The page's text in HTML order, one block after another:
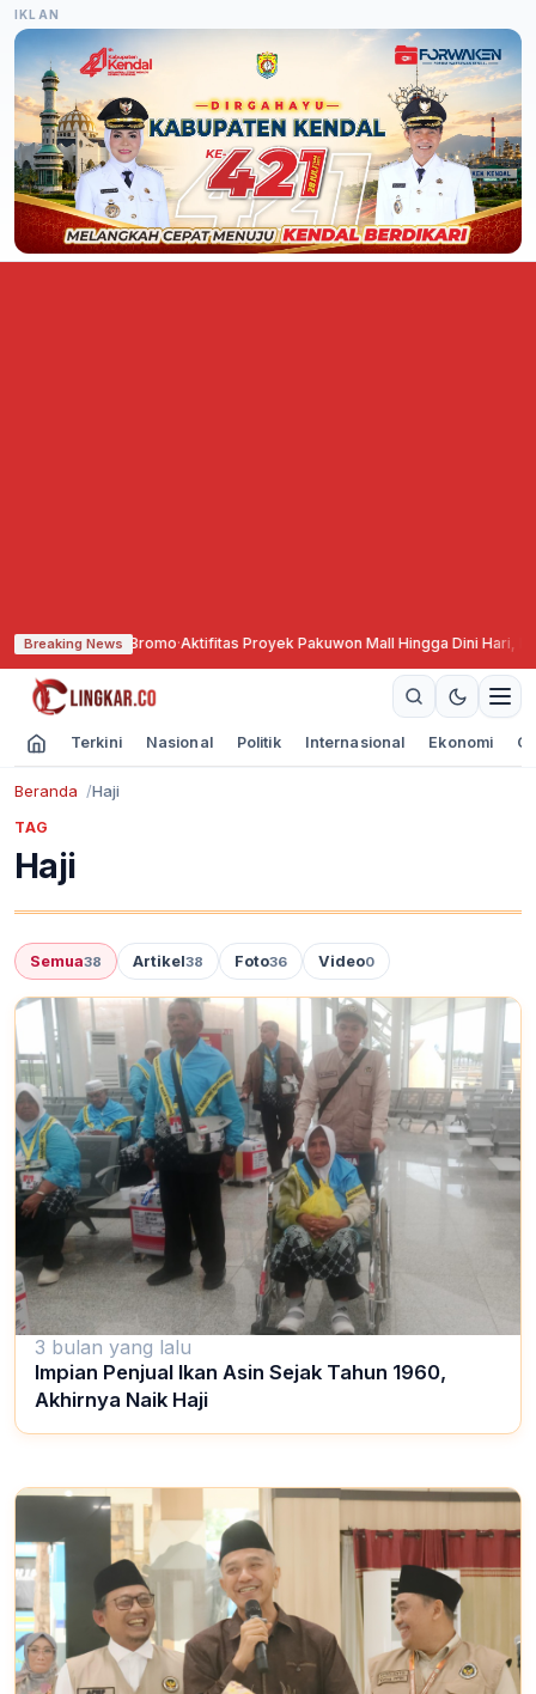
IKLAN
Breaking News
Bromo ·Aktifitas Proyek Pakuwon Mall Hingga Dini Hari, Kesehatan
Terkini Nasional Politik Internasional Ekonomi
Beranda Haji
TAG
Haji
Semua38 Artikel38 Foto36 Video0
3 bulan yang lalu
Impian Penjual Ikan Asin Sejak Tahun 1960,
Akhirnya Naik Haji